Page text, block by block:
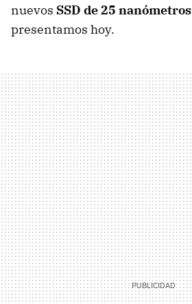
nuevos SSD de 25 nanómetros
presentamos hoy.